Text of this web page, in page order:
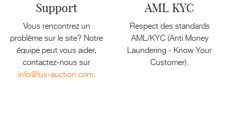
Support
Vous rencontrez un
problème sur le site? Notre
équipe peut vous aider,
contactez-nous sur
info@lux-auction.com.
AML KYC
Respect des standards
AML/KYC (Anti Money
Laundering - Know Your
Customer).